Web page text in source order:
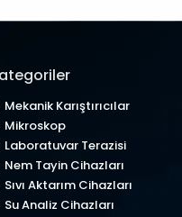
Mekanik Karıştırıcılar
Mikroskop
Laboratuvar Terazisi
Nem Tayin Cihazları
Sıvı Aktarım Cihazları
Su Analiz Cihazları